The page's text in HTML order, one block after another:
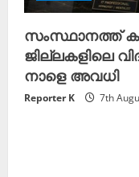
സംസ്ഥാനത്ത്
ജില്ലകളിലെ
നാളെ അവധി
Reporter K 7th